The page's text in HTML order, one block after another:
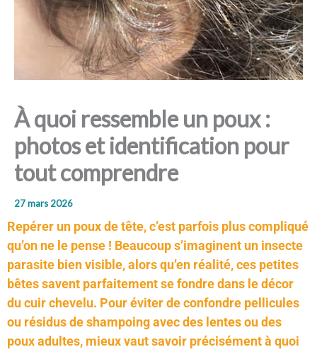
À quoi ressemble un poux :
photos et identification pour
tout comprendre
27 mars 2026
Repérer un poux de tête, c’est parfois plus compliqué
qu’on ne le pense ! Beaucoup s’imaginent un insecte
parasite bien visible, alors qu’en réalité, ces petites
bêtes savent parfaitement se fondre dans le décor
du cuir chevelu. Pour éviter de confondre pellicules
ou résidus de shampoing avec des lentes ou des
poux adultes, mieux vaut savoir précisément à quoi